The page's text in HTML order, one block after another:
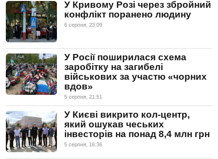
У Кривому Розі через збройний
конфлікт поранено людину
6 серпня, 23:09
У Росії поширилася схема
заробітку на загибелі
військових за участю «чорних
вдов»
5 серпня, 21:51
У Києві викрито кол-центр,
який ошукав чеських
інвесторів на понад 8,4 млн грн
5 серпня, 16:36